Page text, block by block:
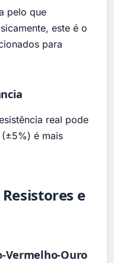
pelo que
este é o
para
real pode
é mais
e
Vermelho-Ouro